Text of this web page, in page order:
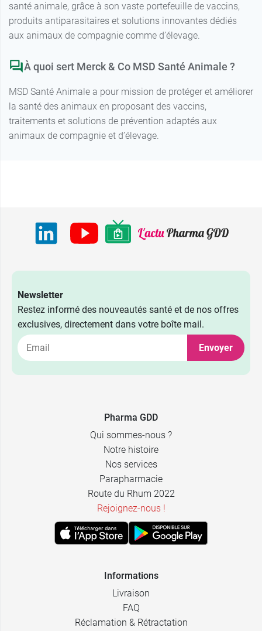
santé animale, grâce à son vaste portefeuille de vaccins,
produits antiparasitaires et solutions innovantes dédiés
aux animaux de compagnie comme d’élevage.
À quoi sert Merck & Co MSD Santé Animale ?
MSD Santé Animale a pour mission de protéger et améliorer
la santé des animaux en proposant des vaccins,
traitements et solutions de prévention adaptés aux
animaux de compagnie et d’élevage.
Newsletter
Restez informé des nouveautés santé et de nos offres
exclusives, directement dans votre boîte mail.
Envoyer
Pharma GDD
Qui sommes-nous ?
Notre histoire
Nos services
Parapharmacie
Route du Rhum 2022
Rejoignez-nous !
Informations
Livraison
FAQ
Réclamation & Rétractation